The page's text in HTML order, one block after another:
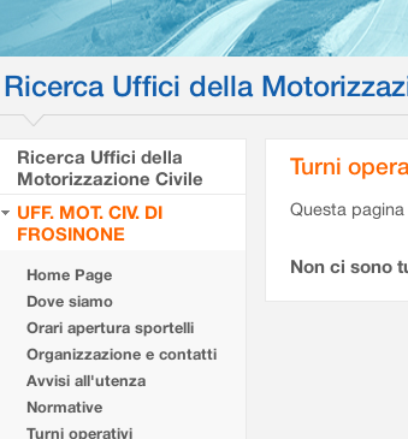
Ricerca Uffici della
Ricerca Uffici della
Motorizzazione Civile
UFF. MOT. CIV. DI
FROSINONE
Home Page
Dove siamo
Orari apertura sportelli
Organizzazione e contatti
Avvisi all'utenza
Normative
Turni operativi
Turni
Questa
Non ci sono